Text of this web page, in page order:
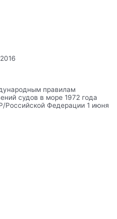
правилам
судов в море 1972 года
Российской Федерации 1 июня